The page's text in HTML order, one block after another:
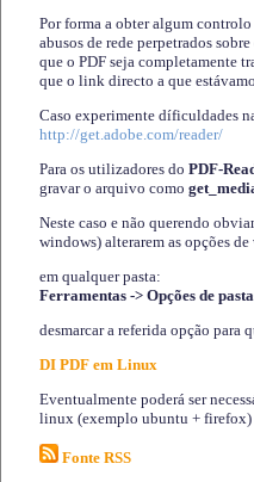
Por forma a obter algum
abusos de rede perpetrados
que o PDF seja completamente
que o link directo a que
Caso experimente díficuldades
http://get.adobe.com/reader/
Para os utilizadores do PDF-
gravar o arquivo como
Neste caso e não querendo
windows) alterarem as opções
em qualquer pasta:
Ferramentas -> Opções de
desmarcar a referida opção para
DI PDF em Linux
Eventualmente poderá ser
linux (exemplo ubuntu + firefox)
Fonte RSS